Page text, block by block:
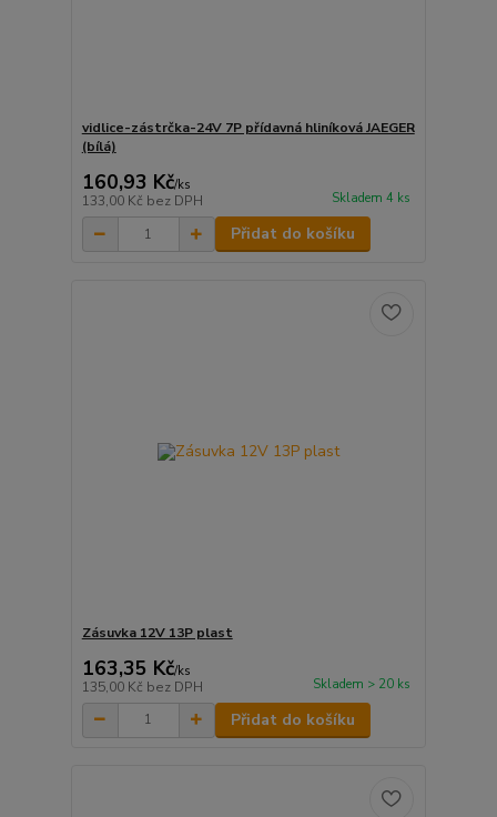
vidlice-zástrčka-24V 7P přídavná hliníková JAEGER
(bílá)
160,93 Kč/ks
133,00 Kč bez DPH Skladem 4 ks
Přidat do košíku
Zásuvka 12V 13P plast
163,35 Kč/ks
135,00 Kč bez DPH Skladem > 20 ks
Přidat do košíku